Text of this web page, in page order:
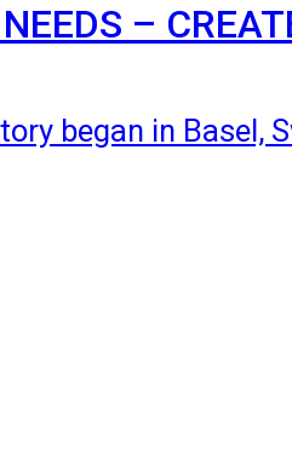
–
began in Basel,